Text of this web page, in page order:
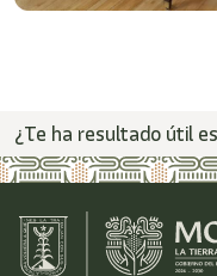
¿Te ha resultado útil